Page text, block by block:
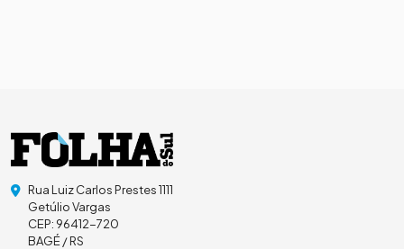
Rua Luiz Carlos Prestes 1111
Getúlio Vargas
CEP: 96412-720
BAGÉ / RS